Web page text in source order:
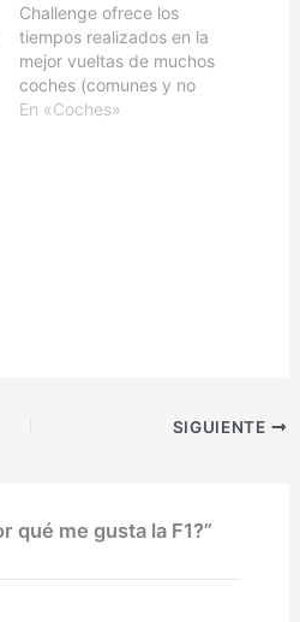
Challenge ofrece los
tiempos realizados en la
mejor vueltas de muchos
coches (comunes y no
tan comunes) al
En «Coches»
SIGUIENTE
qué me gusta la F1?”